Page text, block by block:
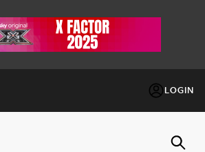
LOGIN
FACTOR